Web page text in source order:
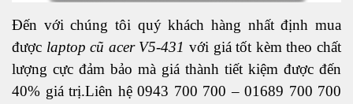
Đến với chúng tôi quý khách hàng nhất định mua
được laptop cũ acer V5-431với giá tốt kèm theo chất
lượng cực đảm bảo mà giá thành tiết kiệm được đến
40% giá trị.Liên hệ 0943 700 700 – 01689 700 700